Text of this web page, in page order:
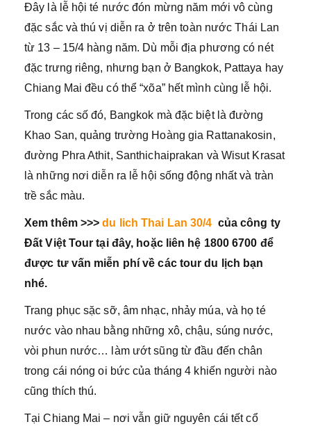
Đây là lễ hội té nước đón mừng năm mới vô cùng
đặc sắc và thú vị diễn ra ở trên toàn nước Thái Lan
từ 13 – 15/4 hàng năm. Dù mỗi địa phương có nét
đặc trưng riêng, nhưng bạn ở Bangkok, Pattaya hay
Chiang Mai đều có thể “xõa” hết mình cùng lễ hội.
Trong các số đó, Bangkok mà đặc biệt là đường
Khao San, quảng trường Hoàng gia Rattanakosin,
đường Phra Athit, Santhichaiprakan và Wisut Krasat
là những nơi diễn ra lễ hội sống động nhất và tràn
trề sắc màu.
Xem thêm >>>du lich Thai Lan 30/4 của công ty
Đất Việt Tour tại đây, hoặc liên hệ 1800 6700 để
được tư vấn miễn phí về các tour du lịch bạn
nhé.
Trang phục sặc sỡ, âm nhạc, nhảy múa, và họ té
nước vào nhau bằng những xô, chậu, súng nước,
vòi phun nước… làm ướt sũng từ đầu đến chân
trong cái nóng oi bức của tháng 4 khiến người nào
cũng thích thú.
Tại Chiang Mai – nơi vẫn giữ nguyên cái tết cổ